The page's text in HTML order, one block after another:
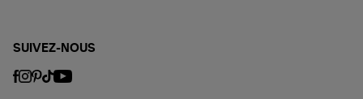
SUIVEZ-NOUS